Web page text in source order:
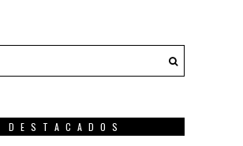
DESTACADOS